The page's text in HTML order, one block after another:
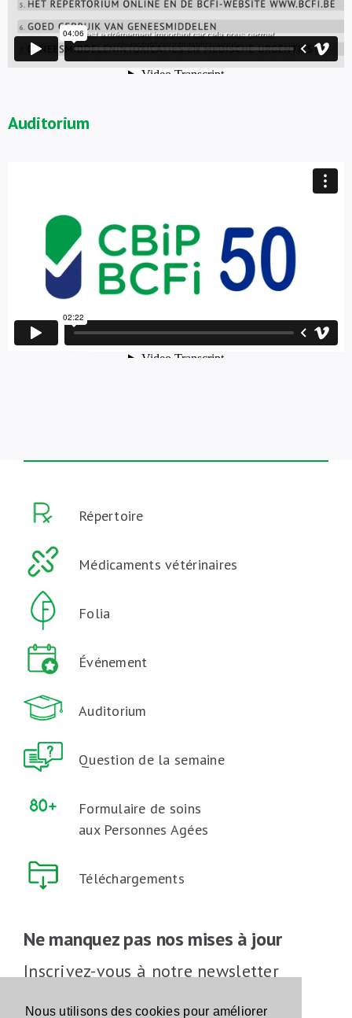
Nous utilisons des cookies pour améliorer
Auditorium
Répertoire
Médicaments vétérinaires
Folia
Événement
Auditorium
Question de la semaine
Formulaire de soins
aux Personnes Agées
Téléchargements
Ne manquez pas nos mises à jour
Inscrivez-vous à notre newsletter
Inscrivez-vous